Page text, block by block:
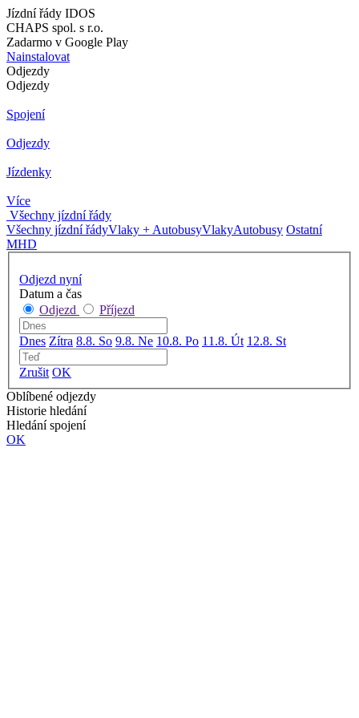
Jízdní řády IDOS
CHAPS spol. s r.o.
Zadarmo v Google Play
Nainstalovat
Odjezdy
Odjezdy
Spojení
Odjezdy
Jízdenky
Více
Všechny jízdní řády
Všechny jízdní řádyVlaky + AutobusyVlakyAutobusy Ostatní
MHD
Odjezd nyní
Datum a čas
Odjezd
Příjezd
Dnes Zítra 8.8. So 9.8. Ne 10.8. Po 11.8. Út 12.8. St
Zrušit OK
Oblíbené odjezdy
Historie hledání
Hledání spojení
OK